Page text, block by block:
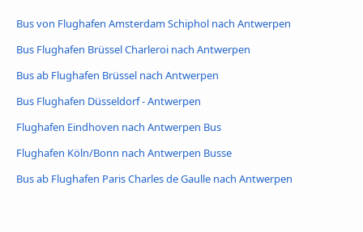
Bus von Flughafen Amsterdam Schiphol nach Antwerpen
Bus Flughafen Brüssel Charleroi nach Antwerpen
Bus ab Flughafen Brüssel nach Antwerpen
Bus Flughafen Düsseldorf - Antwerpen
Flughafen Eindhoven nach Antwerpen Bus
Flughafen Köln/Bonn nach Antwerpen Busse
Bus ab Flughafen Paris Charles de Gaulle nach Antwerpen